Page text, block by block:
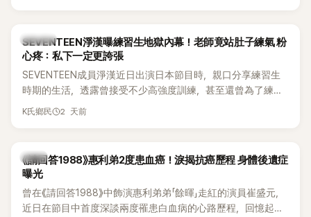
K-POP
SEVENTEEN淨漢曝練習生地獄內幕！老師竟站肚子練氣 粉
心疼：私下一定更誇張
SEVENTEEN成員淨漢近日出演日本節目時，親口分享練習生
時期的生活，透露曾接受不少高強度訓練，甚至還曾為了練習
肺活量，讓聲樂老師直接站在自己的肚子上，驚人經歷曝光
K氏鄉民 2 天前
韓星
《請回答1988》惠利弟2度患血癌！淚揭抗癌歷程 身體後遺症
曝光
曾在《請回答1988》中飾演惠利弟弟「餘暉」走紅的演員崔盛元，
近日在節目中首度深談兩度罹患白血病的心路歷程，回憶起抗